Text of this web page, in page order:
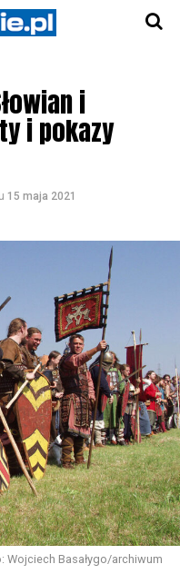
i
i pokazy
15 maja 2021
Wojciech Basałygo/archiwum